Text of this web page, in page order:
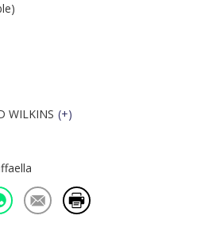
WILKINS (+)